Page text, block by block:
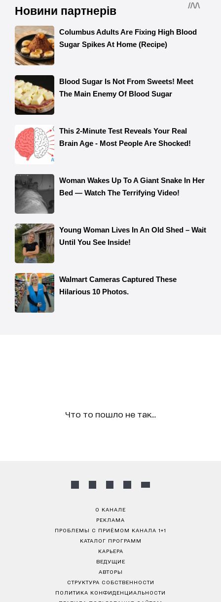
Что то пошло не так...
О КАНАЛЕ
РЕКЛАМА
ПРОБЛЕМЫ С ПРИЁМОМ КАНАЛА 1+1
КАТАЛОГ ПРОГРАММ
КАРЬЕРА
ВЕДУЩИЕ
АВТОРЫ
СТРУКТУРА СОБСТВЕННОСТИ
ПОЛИТИКА КОНФИДЕНЦИАЛЬНОСТИ